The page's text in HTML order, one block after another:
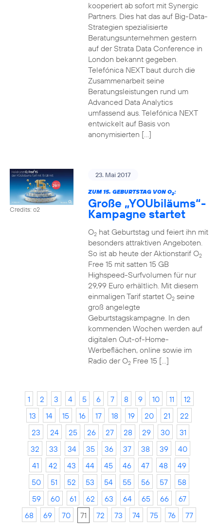
kooperiert ab sofort mit Synergic
Partners. Dies hat das auf Big-Data-
Strategien spezialisierte
Beratungsunternehmen gestern
auf der Strata Data Conference in
London bekannt gegeben.
Telefónica NEXT baut durch die
Zusammenarbeit seine
Beratungsleistungen rund um
Advanced Data Analytics
umfassend aus. Telefónica NEXT
entwickelt auf Basis von
anonymisierten […]
Credits: o2
23. Mai 2017
ZUM 15. GEBURTSTAG VON O2:
Große „YOUbiläums“-
Kampagne startet
O2hat Geburtstag und feiert ihn mit
besonders attraktiven Angeboten.
So ist ab heute der Aktionstarif O2
Free 15 mit satten 15 GB
Highspeed-Surfvolumen für nur
29,99 Euro erhältlich. Mit diesem
einmaligen Tarif startet O2seine
groß angelegte
Geburtstagskampagne. In den
kommenden Wochen werden auf
digitalen Out-of-Home-
Werbeflächen, online sowie im
Radio der O2Free 15 […]
1 2 3 4 5 6 7 8 9 10 11
12
13
14 15 16 17 18 19 20 21
22
23
24 25 26 27 28 29 30
31
32
33 34 35 36 37 38 39
40
41
42 43 44 45 46 47 48
49
50
51 52 53 54 55 56 57
58
59
60 61 62 63 64 65 66
67
68
69 70 71 72 73 74 75 76
77